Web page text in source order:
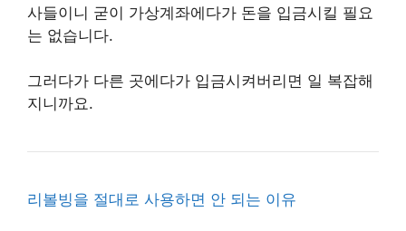
사들이니 굳이 가상계좌에다가 돈을 입금시킬 필요
는 없습니다.
그러다가 다른 곳에다가 입금시켜버리면 일 복잡해
지니까요.
리볼빙을 절대로 사용하면 안 되는 이유